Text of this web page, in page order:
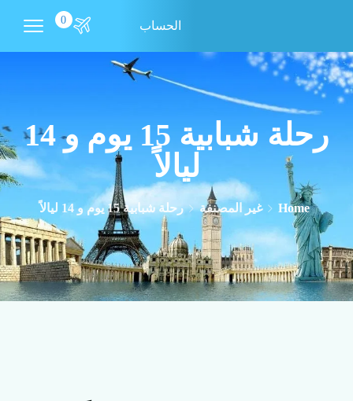
الحساب 0
رحلة شبابية 15 يوم و 14
ليالاً
Home غير المصنفة رحلة شبابية 15 يوم و 14 ليالاً